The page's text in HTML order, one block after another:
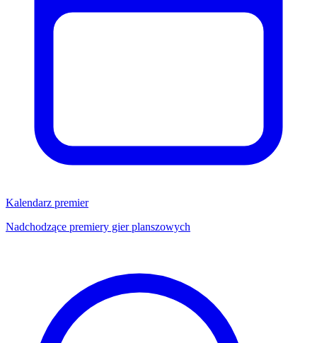
Kalendarz premier
Nadchodzące premiery gier planszowych